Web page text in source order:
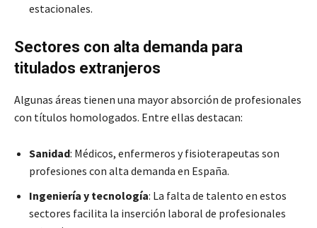
estacionales.
Sectores con alta demanda para
titulados extranjeros
Algunas áreas tienen una mayor absorción de profesionales
con títulos homologados. Entre ellas destacan:
Sanidad: Médicos, enfermeros y fisioterapeutas son
profesiones con alta demanda en España.
Ingeniería y tecnología: La falta de talento en estos
sectores facilita la inserción laboral de profesionales